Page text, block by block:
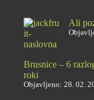
Ali
Brusnice – 6
roki
Objavljeno: 28. 02.